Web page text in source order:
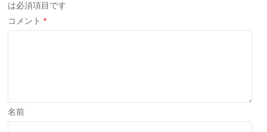
は必須項目です
コメント*
名前